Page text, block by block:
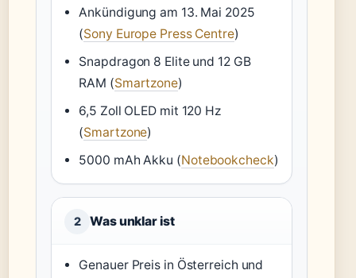
Ankündigung am 13. Mai 2025
(Sony Europe Press Centre)
Snapdragon 8 Elite und 12 GB
RAM (Smartzone)
6,5 Zoll OLED mit 120 Hz
(Smartzone)
5000 mAh Akku (Notebookcheck)
2 Was unklar ist
Genauer Preis in Österreich und